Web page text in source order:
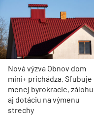
Nová výzva Obnov dom
mini+ prichádza. Sľubuje
menej byrokracie, zálohu
aj dotáciu na výmenu
strechy